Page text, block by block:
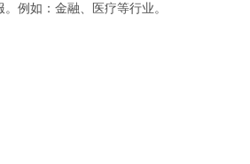
例如：金融、医疗等行业。